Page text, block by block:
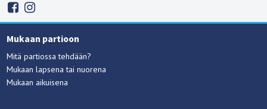
Mukaan partioon
Mitä partiossa tehdään?
Mukaan lapsena tai nuorena
Mukaan aikuisena